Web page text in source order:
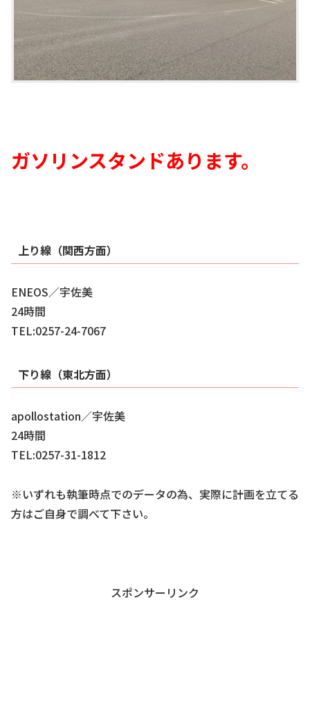
ガソリンスタンドあります。
上り線（関西方面）
ENEOS／宇佐美
24時間
TEL:0257-24-7067
下り線（東北方面）
apollostation／宇佐美
24時間
TEL:0257-31-1812
※いずれも執筆時点でのデータの為、実際に計画を立てる
方はご自身で調べて下さい。
スポンサーリンク